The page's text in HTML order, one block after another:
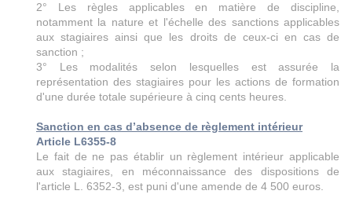
2° Les règles applicables en matière de discipline,
notamment la nature et l'échelle des sanctions applicables
aux stagiaires ainsi que les droits de ceux-ci en cas de
sanction ;
3° Les modalités selon lesquelles est assurée la
représentation des stagiaires pour les actions de formation
d'une durée totale supérieure à cinq cents heures.
Sanction en cas d’absence de règlement intérieur
Article L6355-8
Le fait de ne pas établir un règlement intérieur applicable
aux stagiaires, en méconnaissance des dispositions de
l'article L. 6352-3, est puni d'une amende de 4 500 euros.